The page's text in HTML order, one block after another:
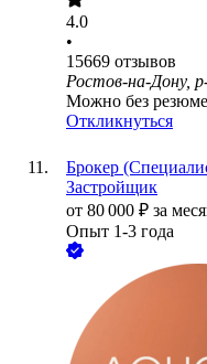
4.0
•
15669 отзывов
Ростов-на-Дону,
Можно без резюме
Откликнуться
Брокер
Застройщик
от 80 000 ₽ за
Опыт 1-3 года